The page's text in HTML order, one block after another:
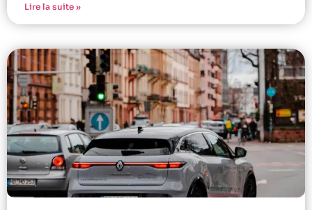
Lire la suite »